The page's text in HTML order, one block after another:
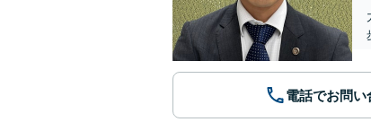
電話でお問い